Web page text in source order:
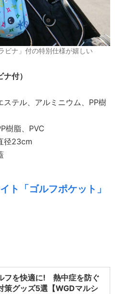
ビナ」付の特別仕様が嬉しい
付）
テル、アルミニウム、PP樹
樹脂、PVC
径23cm
ト「ゴルフポケット」
フを快適に! 熱中症を防ぐ
策グッズ5選【WGDマルシ